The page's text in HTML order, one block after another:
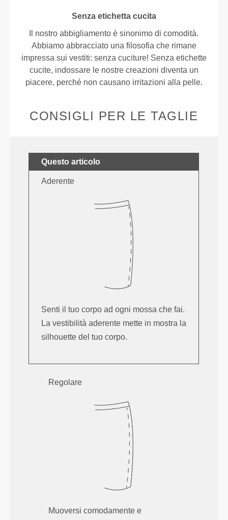
Senza etichetta cucita
Il nostro abbigliamento è sinonimo di comodità.
Abbiamo abbracciato una filosofia che rimane
impressa sui vestiti: senza cuciture! Senza etichette
cucite, indossare le nostre creazioni diventa un
piacere, perché non causano irritazioni alla pelle.
CONSIGLI PER LE TAGLIE
Questo articolo
Aderente
Senti il tuo corpo ad ogni mossa che fai.
La vestibilità aderente mette in mostra la
silhouette del tuo corpo.
Regolare
Muoversi comodamente e